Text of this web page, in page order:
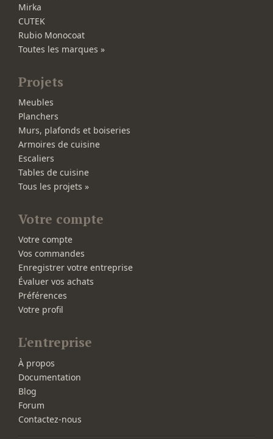
Mirka
CUTEK
Rubio Monocoat
Toutes les marques »
Projets
Meubles
Planchers
Murs, plafonds et boiseries
Armoires de cuisine
Escaliers
Tables de cuisine
Tous les projets »
Votre compte
Votre compte
Vos commandes
Enregistrer votre entreprise
Évaluer vos achats
Préférences
Votre profil
L'entreprise
À propos
Documentation
Blog
Forum
Contactez-nous